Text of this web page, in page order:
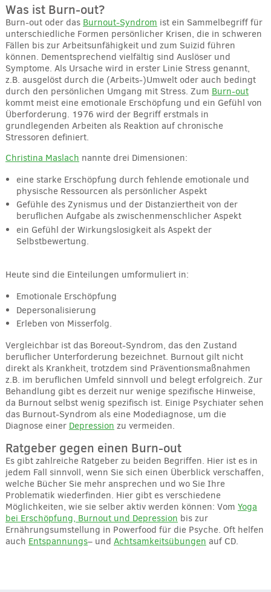
Was ist Burn-out?
Burn-out oder das Burnout-Syndrom ist ein Sammelbegriff für
unterschiedliche Formen persönlicher Krisen, die in schweren
Fällen bis zur Arbeitsunfähigkeit und zum Suizid führen
können. Dementsprechend vielfältig sind Auslöser und
Symptome. Als Ursache wird in erster Linie Stress genannt,
z.B. ausgelöst durch die (Arbeits-)Umwelt oder auch bedingt
durch den persönlichen Umgang mit Stress. Zum Burn-out
kommt meist eine emotionale Erschöpfung und ein Gefühl von
Überforderung. 1976 wird der Begriff erstmals in
grundlegenden Arbeiten als Reaktion auf chronische
Stressoren definiert.
Christina Maslach nannte drei Dimensionen:
eine starke Erschöpfung durch fehlende emotionale und
physische Ressourcen als persönlicher Aspekt
Gefühle des Zynismus und der Distanziertheit von der
beruflichen Aufgabe als zwischenmenschlicher Aspekt
ein Gefühl der Wirkungslosigkeit als Aspekt der
Selbstbewertung.
Heute sind die Einteilungen umformuliert in:
Emotionale Erschöpfung
Depersonalisierung
Erleben von Misserfolg.
Vergleichbar ist das Boreout-Syndrom, das den Zustand
beruflicher Unterforderung bezeichnet. Burnout gilt nicht
direkt als Krankheit, trotzdem sind Präventionsmaßnahmen
z.B. im beruflichen Umfeld sinnvoll und belegt erfolgreich. Zur
Behandlung gibt es derzeit nur wenige spezifische Hinweise,
da Burnout selbst wenig spezifisch ist. Einige Psychiater sehen
das Burnout-Syndrom als eine Modediagnose, um die
Diagnose einer Depression zu vermeiden.
Ratgeber gegen einen Burn-out
Es gibt zahlreiche Ratgeber zu beiden Begriffen. Hier ist es in
jedem Fall sinnvoll, wenn Sie sich einen Überblick verschaffen,
welche Bücher Sie mehr ansprechen und wo Sie Ihre
Problematik wiederfinden. Hier gibt es verschiedene
Möglichkeiten, wie sie selber aktiv werden können: Vom Yoga
bei Erschöpfung, Burnout und Depression bis zur
Ernährungsumstellung in Powerfood für die Psyche. Oft helfen
auch Entspannungs– und Achtsamkeitsübungen auf CD.